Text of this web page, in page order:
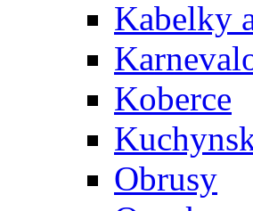
Kabelky
Koberce
Obrusy